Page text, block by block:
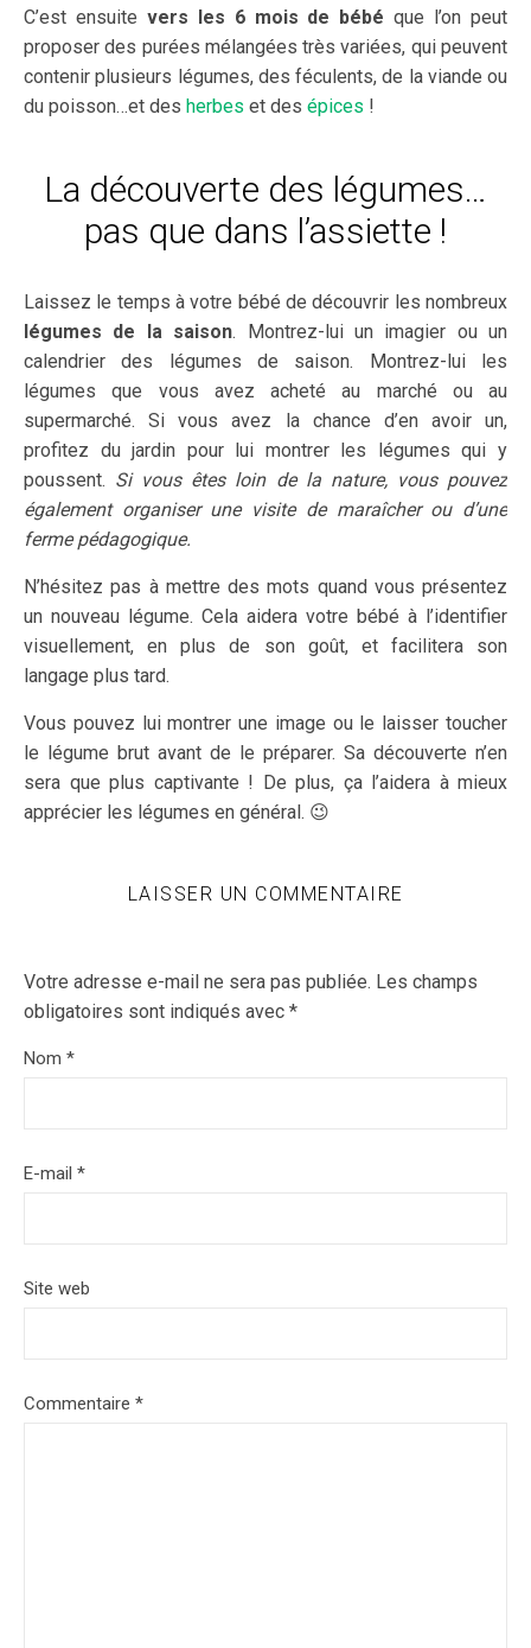
C’est ensuite vers les 6 mois de bébé que l’on peut
proposer des purées mélangées très variées, qui peuvent
contenir plusieurs légumes, des féculents, de la viande ou
du poisson…et des herbes et des épices !
La découverte des légumes…
pas que dans l’assiette !
Laissez le temps à votre bébé de découvrir les nombreux
légumes de la saison. Montrez-lui un imagier ou un
calendrier des légumes de saison. Montrez-lui les
légumes que vous avez acheté au marché ou au
supermarché. Si vous avez la chance d’en avoir un,
profitez du jardin pour lui montrer les légumes qui y
poussent. Si vous êtes loin de la nature, vous pouvez
également organiser une visite de maraîcher ou d’une
ferme pédagogique.
N’hésitez pas à mettre des mots quand vous présentez
un nouveau légume. Cela aidera votre bébé à l’identifier
visuellement, en plus de son goût, et facilitera son
langage plus tard.
Vous pouvez lui montrer une image ou le laisser toucher
le légume brut avant de le préparer. Sa découverte n’en
sera que plus captivante ! De plus, ça l’aidera à mieux
apprécier les légumes en général. 😉
LAISSER UN COMMENTAIRE
Votre adresse e-mail ne sera pas publiée. Les champs
obligatoires sont indiqués avec *
Nom *
E-mail *
Site web
Commentaire *